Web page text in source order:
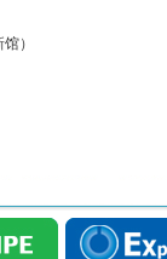
）